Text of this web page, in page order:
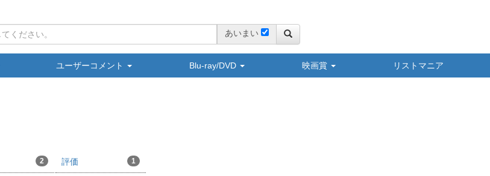
あいまい
ユーザーコメント Blu-ray/DVD 映画賞 リストマニア
2 評価 1